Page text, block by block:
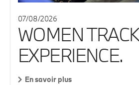
07/08/2026
WOMEN TRACK
EXPERIENCE.
En savoir plus